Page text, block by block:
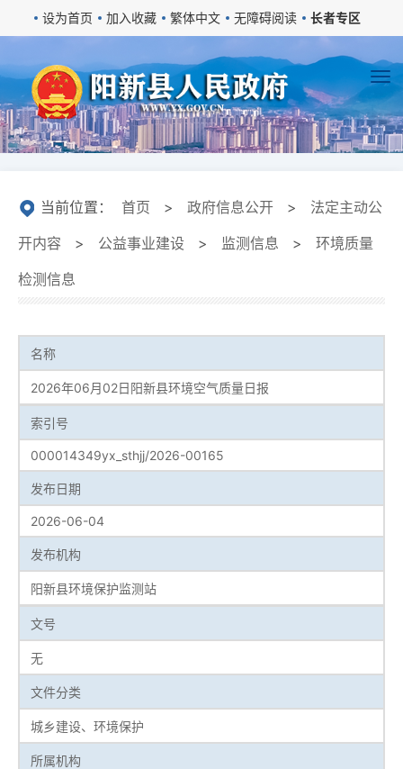
设为首页 加入收藏 繁体中文 无障碍阅读 长者专区
当前位置： 首页 > 政府信息公开 >
法定主动公
开内容
> 公益事业建设 > 监测信息 >
环境质量
检测信息
名称
2026年06月02日阳新县环境空气质量日报
索引号
000014349yx_sthjj/2026-00165
发布日期
2026-06-04
发布机构
阳新县环境保护监测站
文号
无
文件分类
城乡建设、环境保护
所属机构